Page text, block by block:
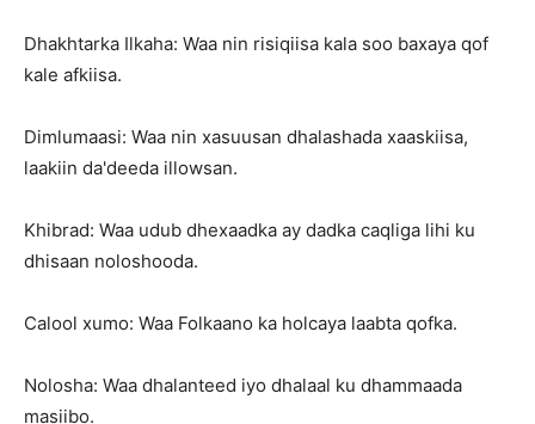
Dhakhtarka Ilkaha: Waa nin risiqiisa kala soo baxaya qof
kale afkiisa.
Dimlumaasi: Waa nin xasuusan dhalashada xaaskiisa,
laakiin da'deeda illowsan.
Khibrad: Waa udub dhexaadka ay dadka caqliga lihi ku
dhisaan noloshooda.
Calool xumo: Waa Folkaano ka holcaya laabta qofka.
Nolosha: Waa dhalanteed iyo dhalaal ku dhammaada
masiibo.